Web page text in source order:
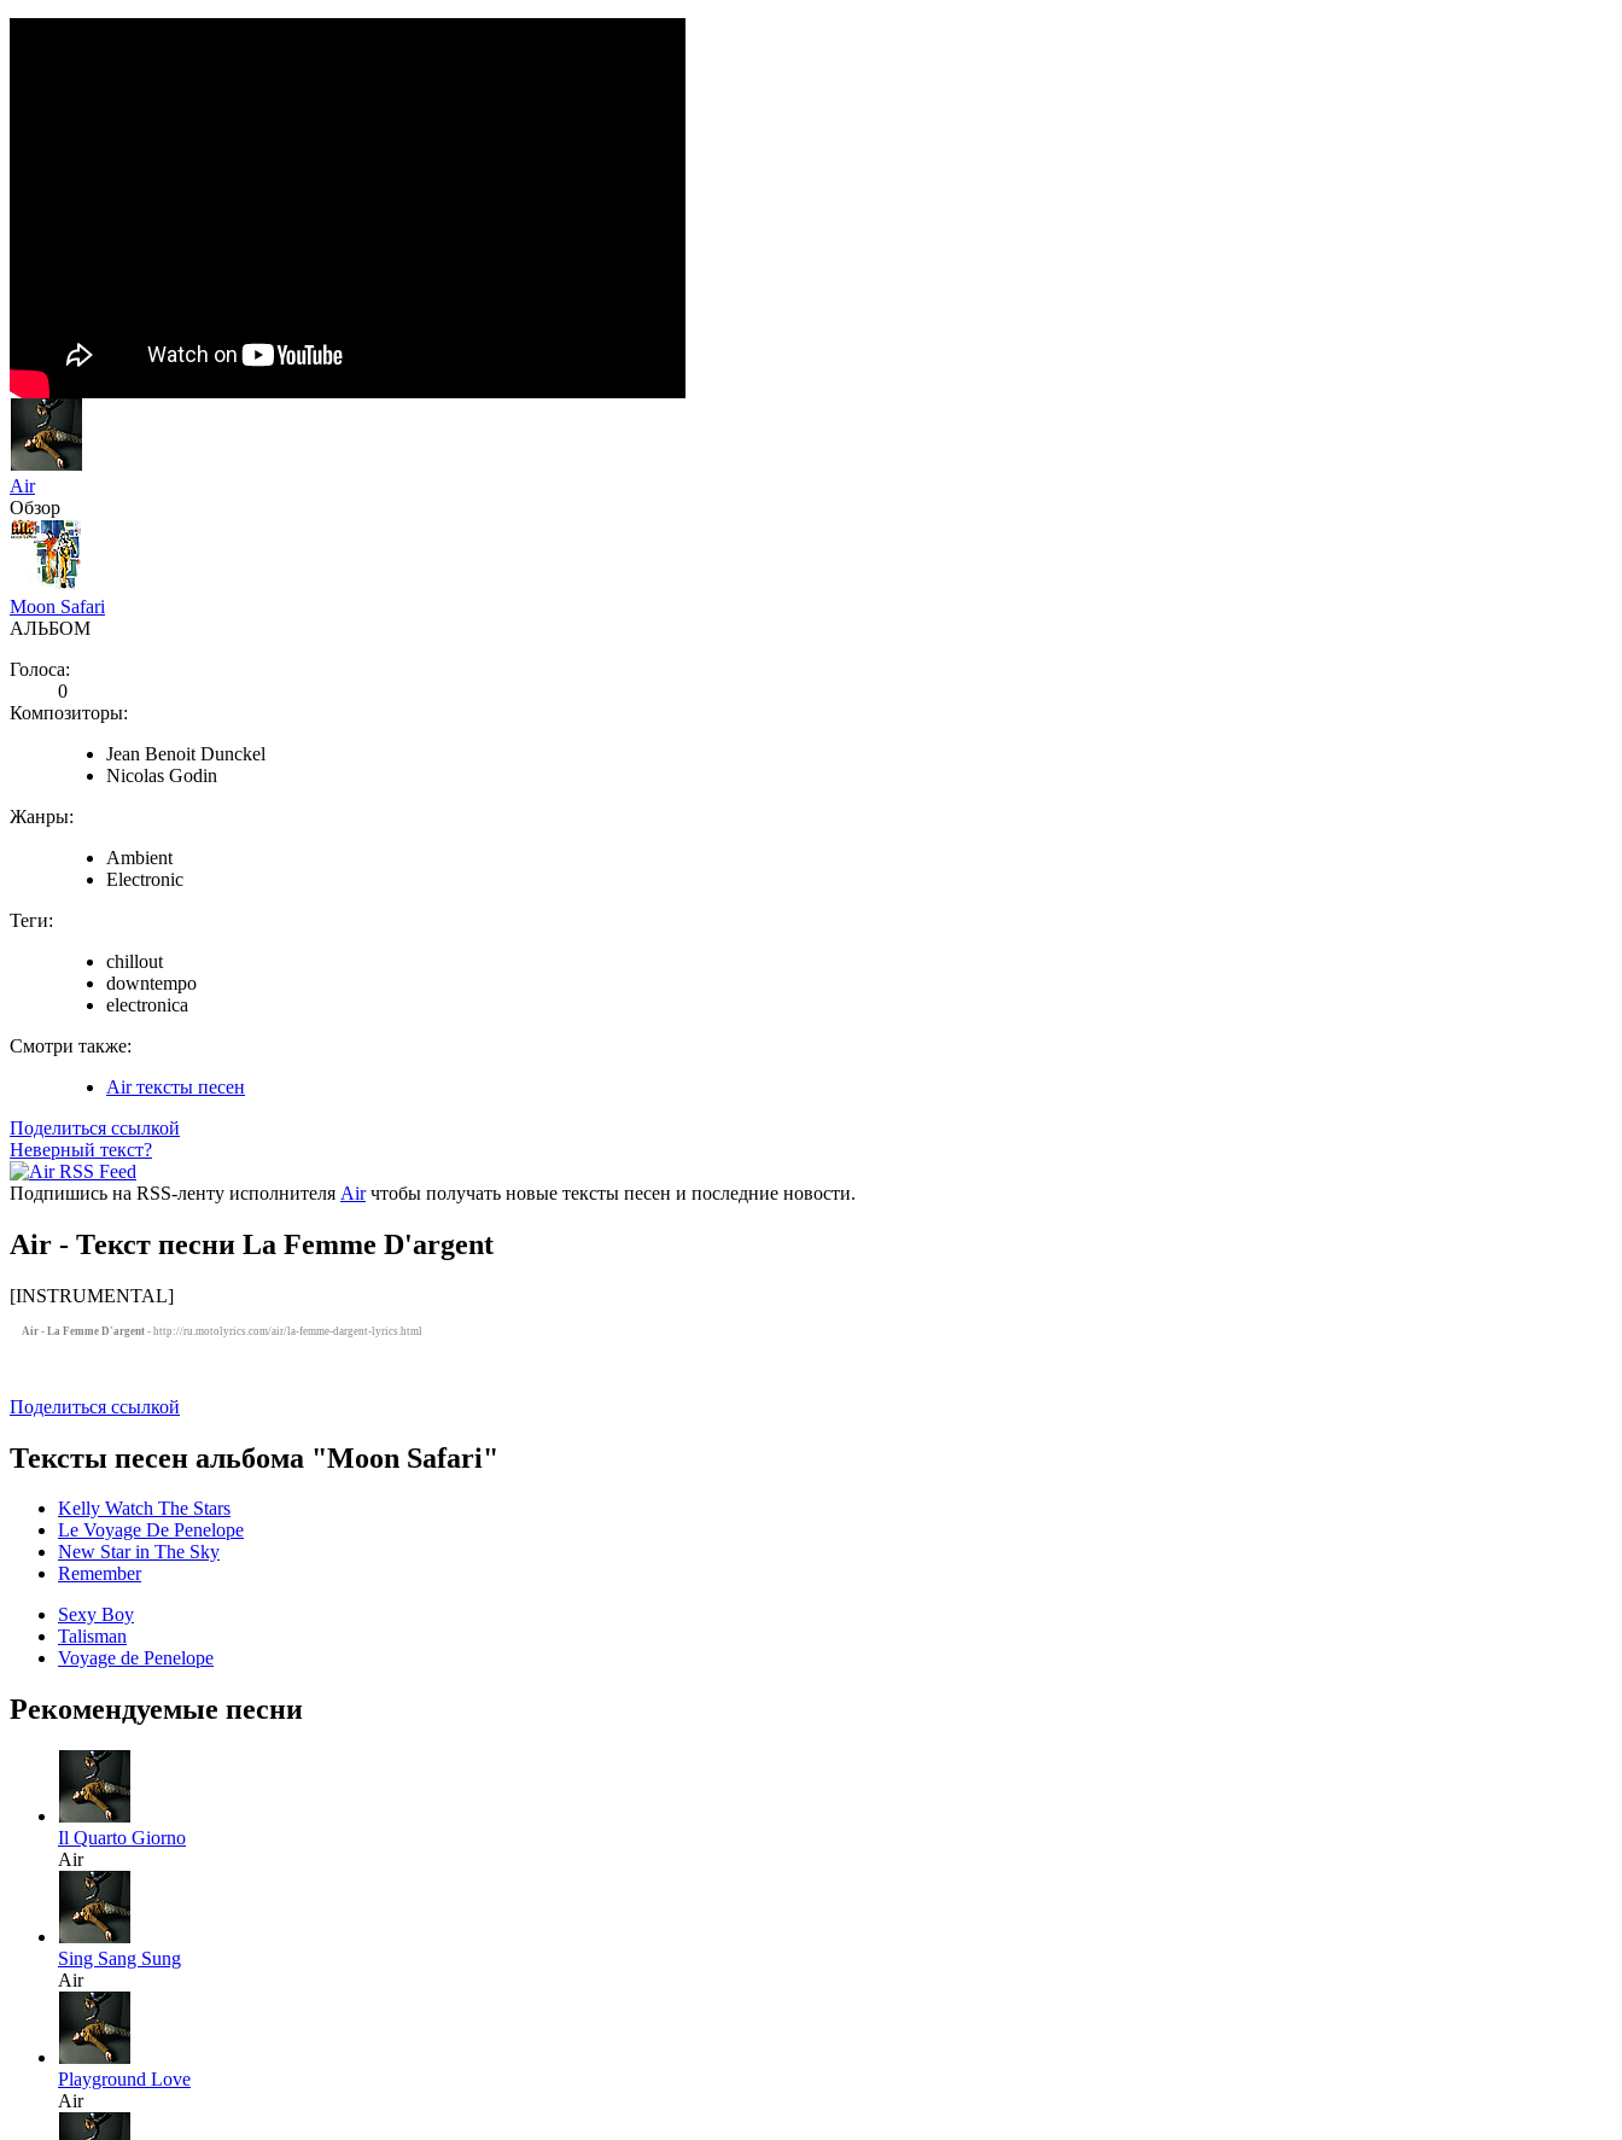
Air
Обзор
Moon Safari
АЛЬБОМ
Голоса:
0
Композиторы:
Jean Benoit Dunckel
Nicolas Godin
Жанры:
Ambient
Electronic
Теги:
chillout
downtempo
electronica
Смотри также:
Air тексты песен
Поделиться ссылкой
Неверный текст?
Подпишись на RSS-ленту исполнителя Airчтобы получать новые тексты песен и последние новости.
Air - Текст песни La Femme D'argent
[INSTRUMENTAL]
Air - La Femme D'argent - http://ru.motolyrics.com/air/la-femme-dargent-lyrics.html
Поделиться ссылкой
Тексты песен альбома "Moon Safari"
Kelly Watch The Stars
Le Voyage De Penelope
New Star in The Sky
Remember
Sexy Boy
Talisman
Voyage de Penelope
Рекомендуемые песни
Il Quarto Giorno
Air
Sing Sang Sung
Air
Playground Love
Air